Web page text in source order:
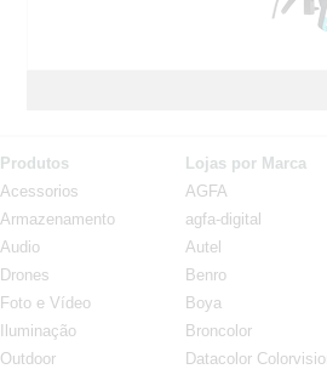
Produtos
Acessorios
Armazenamento
Audio
Drones
Foto e Vídeo
Iluminação
Outdoor
Lojas por Marca
AGFA
agfa-digital
Autel
Benro
Boya
Broncolor
Datacolor